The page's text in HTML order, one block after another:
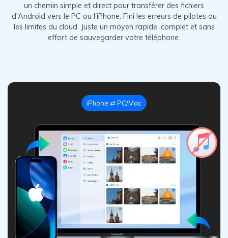
un chemin simple et direct pour transférer des fichiers
d'Android vers le PC ou l'iPhone. Fini les erreurs de pilotes ou
les limites du cloud. Juste un moyen rapide, complet et sans
effort de sauvegarder votre téléphone.
Android ⇄ PC/Mac
iPhone ⇄ PC/Mac
Android ⇄ PC/Mac
iPhone ⇄ PC/Mac